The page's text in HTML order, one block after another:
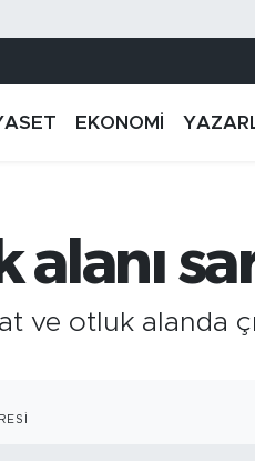
EKONOMİ
ve otluk alanda